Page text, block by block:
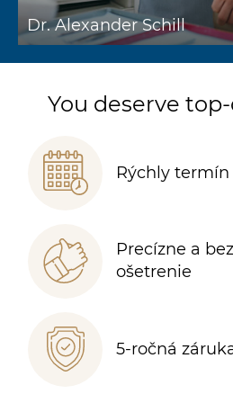
Dr. Alexander Schill
You deserve
Rýchly termín
Precízne a
ošetrenie
5-ročná